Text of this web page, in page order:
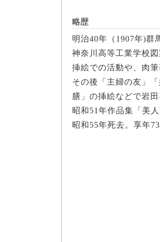
略歴
明治40年（1907年)群
神奈川高等工業学校
挿絵での活動や、肉
その後「主婦の友」
膳」の挿絵などで岩
昭和51年作品集「美
昭和55年死去。享年73